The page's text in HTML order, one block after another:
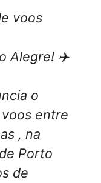
voos
Alegre! ✈️
o
entre
, na
Porto
de